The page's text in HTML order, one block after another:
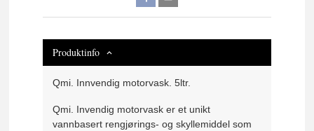
Produktinfo
Qmi. Innvendig motorvask. 5ltr.
Qmi. Invendig motorvask er et unikt
vannbasert rengjørings- og skyllemiddel som